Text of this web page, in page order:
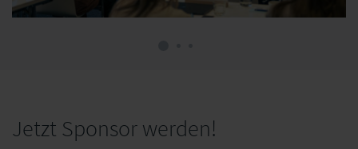
Jetzt Sponsor werden!